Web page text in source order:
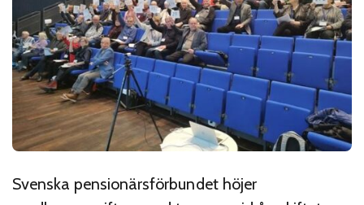
Svenska pensionärsförbundet höjer